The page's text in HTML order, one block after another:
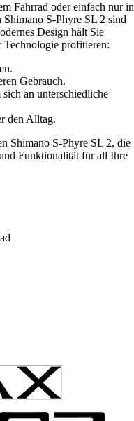
Fahrrad oder einfach nur in
Shimano S-Phyre SL 2 sind
Design hält Sie
profitieren:
Gebrauch.
an unterschiedliche
den Alltag.
Shimano S-Phyre SL 2, die
Funktionalität für all Ihre